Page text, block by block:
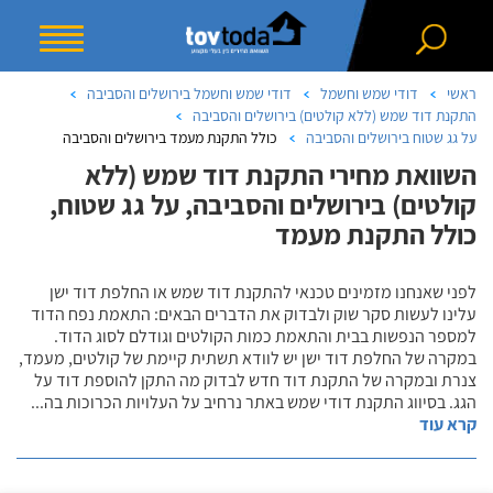
ראשי דודי שמש וחשמל
דודי שמש וחשמל בירושלים והסביבה
התקנת דוד שמש (ללא קולטים) בירושלים והסביבה
על גג שטוח בירושלים והסביבה
כולל התקנת מעמד בירושלים והסביבה
השוואת מחירי התקנת דוד שמש (ללא
קולטים) בירושלים והסביבה, על גג שטוח,
כולל התקנת מעמד
לפני שאנחנו מזמינים טכנאי להתקנת דוד שמש או החלפת דוד ישן
עלינו לעשות סקר שוק ולבדוק את הדברים הבאים: התאמת נפח הדוד
למספר הנפשות בבית והתאמת כמות הקולטים וגודלם לסוג הדוד.
במקרה של החלפת דוד ישן יש לוודא תשתית קיימת של קולטים, מעמד,
צנרת ובמקרה של התקנת דוד חדש לבדוק מה התקן להוספת דוד על
הגג. בסיווג התקנת דודי שמש באתר נרחיב על העלויות הכרוכות בה...
קרא עוד